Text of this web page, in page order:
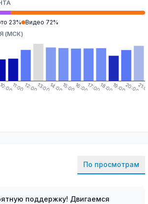
23% Видео 72%
(МСК)
10:0011:0012:0013:0014:0015:0016:0017:0018:0019:0020:0021:00
По просмотрам
поддержку! Двигаемся